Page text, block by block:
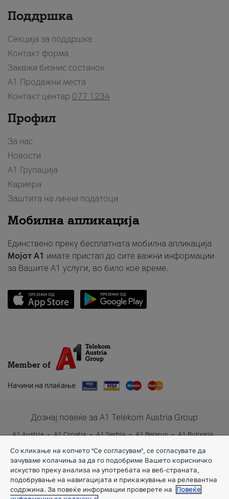
Поддршка
Секција за поддршка
Контакт форма
Закажи бизнис состанок
A1 Продажни места
Контакт центар 077 1234
Профил
За нас
Новости
А1 Групација
Кариера
Заштита на лични податоци
Мобилна апликација
Единствено преку бесплатната мобилна апликација
Мојот A1 имате пристап до сите важни информации
за Вашите A1 услуги, во било кое време.
Member of
Начини на плаќање
Дознај повеќе за A1 Telekom Austria Group
A1 Austria A1 Croatia A1 Serbia A1 Belarus
A1 Bulgaria
Со кликање на копчето "Се согласувам", се согласувате да
зачуваме колачиња за да го подобриме Вашето корисничко
искуство преку анализа на употребата на веб-страната,
подобрување на навигацијата и прикажување на релевантна
содржина. За повеќе информации проверете на
Повеќе